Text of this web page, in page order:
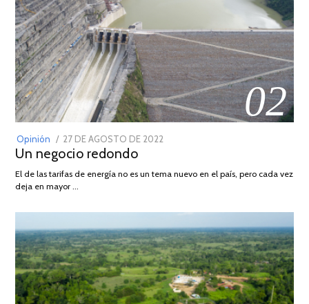
02
Opinión
POSTED
ON
27 DE AGOSTO DE 2022
DE
Un negocio redondo
El de las tarifas de energía no es un tema nuevo en el país, pero cada vez
deja en mayor …